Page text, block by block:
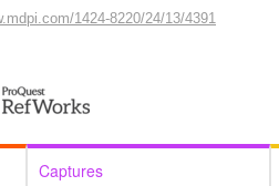
1424-8220/24/13/4391
Captures